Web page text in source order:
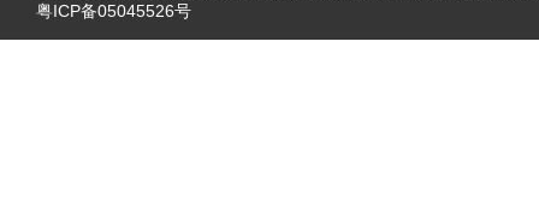
粤ICP备05045526号